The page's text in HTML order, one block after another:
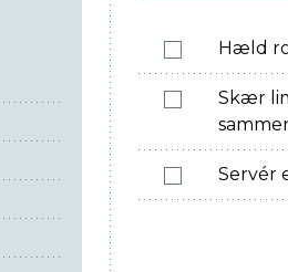
Hæld
Skær
Servér